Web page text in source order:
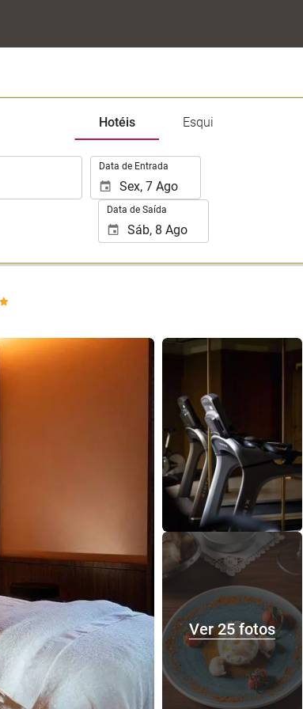
Hotéis Esqui
Data de Entrada
Data de Saída
Ver 25 fotos
Ver 25 fotos